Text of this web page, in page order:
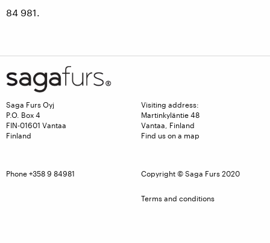
84 981.
Saga Furs Oyj
P.O. Box 4
FIN-01601 Vantaa
Finland
Visiting address:
Martinkyläntie 48
Vantaa, Finland
Find us on a map
Phone +358 9 84981 Copyright © Saga Furs 2020
Terms and conditions